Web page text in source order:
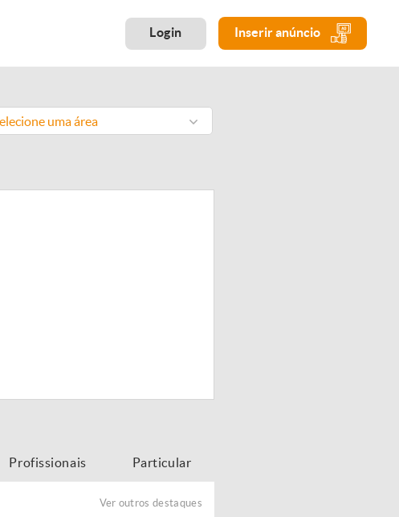
Login Inserir anúncio
uma área
Profissionais Particular
Ver outros destaques